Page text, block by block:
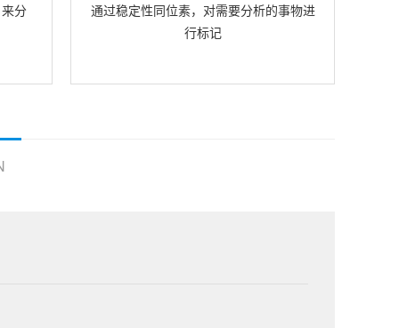
分
通过稳定性同位素，对需要分析的事物进
行标记